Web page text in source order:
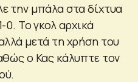
την μπάλα στα δίχτυα
0. Το γκολ αρχικά
μετά τη χρήση του
ο Κας κάλυπτε τον